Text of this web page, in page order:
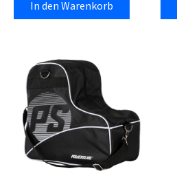
In den Warenkorb